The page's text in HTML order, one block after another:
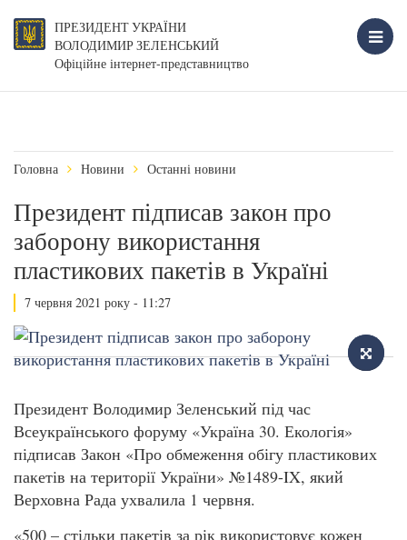
ПРЕЗИДЕНТ УКРАЇНИ
ВОЛОДИМИР ЗЕЛЕНСЬКИЙ
Офіційне інтернет-представництво
Головна Новини Останні новини
Президент підписав закон про
заборону використання
пластикових пакетів в Україні
7 червня 2021 року - 11:27
Президент Володимир Зеленський під час
Всеукраїнського форуму «Україна 30. Екологія»
підписав Закон «Про обмеження обігу пластикових
пакетів на території України» №1489-IX, який
Верховна Рада ухвалила 1 червня.
«500 – стільки пакетів за рік використовує кожен